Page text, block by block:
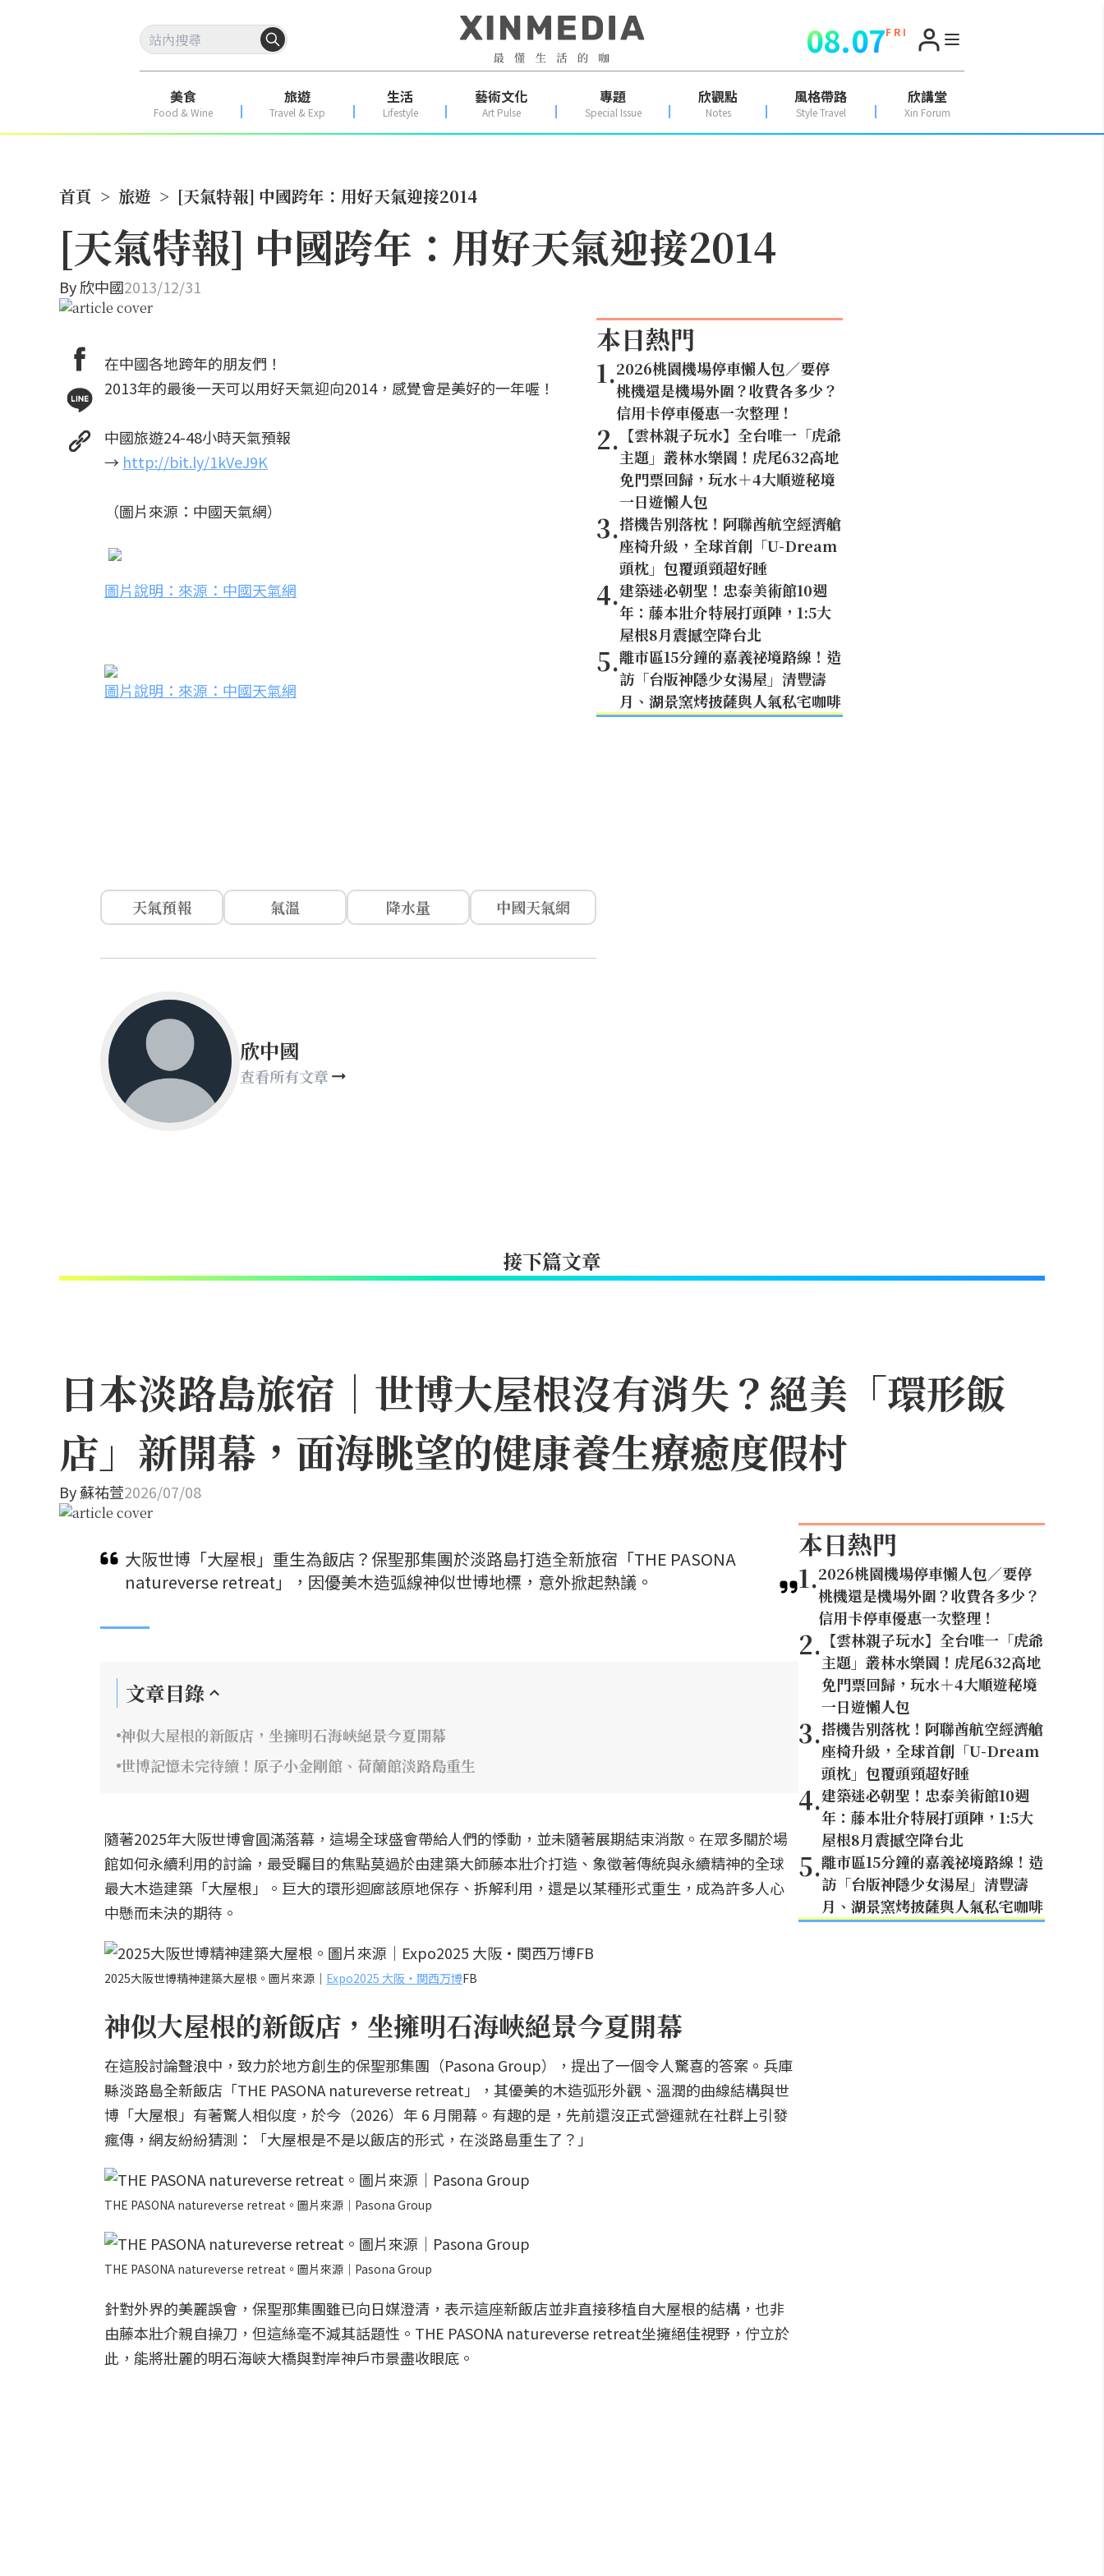
08.07F R I
美食
Food & Wine
旅遊
Travel & Exp
生活
Lifestyle
藝術文化
Art Pulse
專題
Special Issue
欣觀點
Notes
風格帶路
Style Travel
欣講堂
Xin Forum
首頁 > 旅遊 > [天氣特報] 中國跨年：用好天氣迎接2014
[天氣特報] 中國跨年：用好天氣迎接2014
By欣中國2013/12/31
在中國各地跨年的朋友們！
2013年的最後一天可以用好天氣迎向2014，感覺會是美好的一年喔！
中國旅遊24-48小時天氣預報
→ http://bit.ly/1kVeJ9K
（圖片來源：中國天氣網）
圖片說明：來源：中國天氣網
圖片說明：來源：中國天氣網
天氣預報 氣溫 降水量 中國天氣網
欣中國
查看所有文章
本日熱門
1.2026桃園機場停車懶人包／要停
桃機還是機場外圍？收費各多少？
信用卡停車優惠一次整理！
2. 【雲林親子玩水】全台唯一「虎爺
主題」叢林水樂園！虎尾632高地
免門票回歸，玩水＋4大順遊秘境
一日遊懶人包
3.搭機告別落枕！阿聯酋航空經濟艙
座椅升級，全球首創「U-Dream
頭枕」包覆頭頸超好睡
4.建築迷必朝聖！忠泰美術館10週
年：藤本壯介特展打頭陣，1:5大
屋根8月震撼空降台北
5.離市區15分鐘的嘉義祕境路線！造
訪「台版神隱少女湯屋」清豐濤
月、湖景窯烤披薩與人氣私宅咖啡
接下篇文章
日本淡路島旅宿｜世博大屋根沒有消失？絕美「環形飯
店」新開幕，面海眺望的健康養生療癒度假村
By蘇祐萱2026/07/08
大阪世博「大屋根」重生為飯店？保聖那集團於淡路島打造全新旅宿「THE PASONA
natureverse retreat」，因優美木造弧線神似世博地標，意外掀起熱議。
文章目錄
神似大屋根的新飯店，坐擁明石海峽絕景今夏開幕
世博記憶未完待續！原子小金剛館、荷蘭館淡路島重生
隨著2025年大阪世博會圓滿落幕，這場全球盛會帶給人們的悸動，並未隨著展期結束消散。在眾多關於場
館如何永續利用的討論，最受矚目的焦點莫過於由建築大師藤本壯介打造、象徵著傳統與永續精神的全球
最大木造建築「大屋根」。巨大的環形迴廊該原地保存、拆解利用，還是以某種形式重生，成為許多人心
中懸而未決的期待。
2025大阪世博精神建築大屋根。圖片來源｜ Expo2025 大阪・関西万博FB
神似大屋根的新飯店，坐擁明石海峽絕景今夏開幕
在這股討論聲浪中，致力於地方創生的保聖那集團（Pasona Group），提出了一個令人驚喜的答案。兵庫
縣淡路島全新飯店「THE PASONA natureverse retreat」，其優美的木造弧形外觀、溫潤的曲線結構與世
博「大屋根」有著驚人相似度，於今（2026）年 6 月開幕。有趣的是，先前還沒正式營運就在社群上引發
瘋傳，網友紛紛猜測：「大屋根是不是以飯店的形式，在淡路島重生了？」
THE PASONA natureverse retreat。圖片來源｜Pasona Group
THE PASONA natureverse retreat。圖片來源｜Pasona Group
針對外界的美麗誤會，保聖那集團雖已向日媒澄清，表示這座新飯店並非直接移植自大屋根的結構，也非
由藤本壯介親自操刀，但這絲毫不減其話題性。THE PASONA natureverse retreat坐擁絕佳視野，佇立於
此，能將壯麗的明石海峽大橋與對岸神戶市景盡收眼底。
本日熱門
1.2026桃園機場停車懶人包／要停
桃機還是機場外圍？收費各多少？
信用卡停車優惠一次整理！
2. 【雲林親子玩水】全台唯一「虎爺
主題」叢林水樂園！虎尾632高地
免門票回歸，玩水＋4大順遊秘境
一日遊懶人包
3.搭機告別落枕！阿聯酋航空經濟艙
座椅升級，全球首創「U-Dream
頭枕」包覆頭頸超好睡
4.建築迷必朝聖！忠泰美術館10週
年：藤本壯介特展打頭陣，1:5大
屋根8月震撼空降台北
5.離市區15分鐘的嘉義祕境路線！造
訪「台版神隱少女湯屋」清豐濤
月、湖景窯烤披薩與人氣私宅咖啡